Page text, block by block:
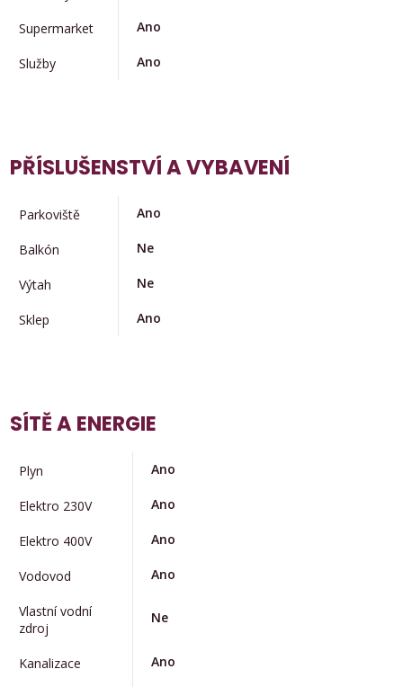
Supermarket Ano
Služby Ano
PŘÍSLUŠENSTVÍ A VYBAVENÍ
Parkoviště Ano
Balkón Ne
Výtah Ne
Sklep Ano
SÍTĚ A ENERGIE
Plyn Ano
Elektro 230V Ano
Elektro 400V Ano
Vodovod Ano
Vlastní vodní
zdroj
Ne
Kanalizace Ano